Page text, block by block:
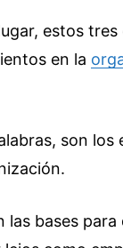
estos
en la
son los
las bases